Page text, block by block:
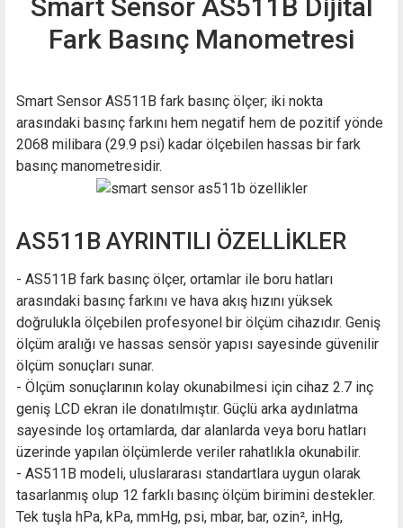
Smart Sensor AS511B Dijital
Fark Basınç Manometresi
Smart Sensor AS511B fark basınç ölçer; iki nokta
arasındaki basınç farkını hem negatif hem de pozitif yönde
2068 milibara (29.9 psi) kadar ölçebilen hassas bir fark
basınç manometresidir.
AS511B AYRINTILI ÖZELLİKLER
- AS511B fark basınç ölçer, ortamlar ile boru hatları
arasındaki basınç farkını ve hava akış hızını yüksek
doğrulukla ölçebilen profesyonel bir ölçüm cihazıdır. Geniş
ölçüm aralığı ve hassas sensör yapısı sayesinde güvenilir
ölçüm sonuçları sunar.
- Ölçüm sonuçlarının kolay okunabilmesi için cihaz 2.7 inç
geniş LCD ekran ile donatılmıştır. Güçlü arka aydınlatma
sayesinde loş ortamlarda, dar alanlarda veya boru hatları
üzerinde yapılan ölçümlerde veriler rahatlıkla okunabilir.
- AS511B modeli, uluslararası standartlara uygun olarak
tasarlanmış olup 12 farklı basınç ölçüm birimini destekler.
Tek tuşla hPa, kPa, mmHg, psi, mbar, bar, ozin², inHg,